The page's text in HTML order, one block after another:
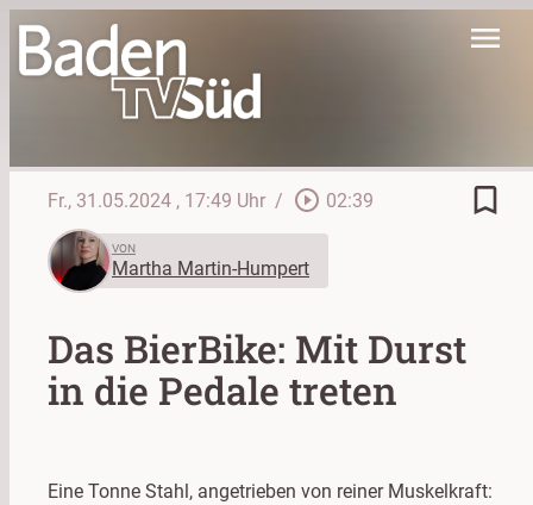
menu
Fr., 31.05.2024 , 17:49 Uhr / play_circle_outline 02:39 bookmark_border
VON
Martha Martin-Humpert
Das BierBike: Mit Durst
in die Pedale treten
Eine Tonne Stahl, angetrieben von reiner Muskelkraft: